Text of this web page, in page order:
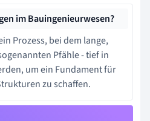
im Bauingenieurwesen?
Prozess, bei dem lange,
Pfähle - tief in
um ein Fundament für
zu schaffen.